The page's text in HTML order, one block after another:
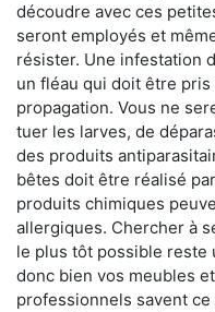
découdre avec ces
seront employés et
résister. Une infestation
un fléau qui doit être pris
propagation. Vous ne
tuer les larves, de
des produits
bêtes doit être réalisé
produits chimiques
allergiques. Chercher à
le plus tôt possible reste
donc bien vos meubles
professionnels savent